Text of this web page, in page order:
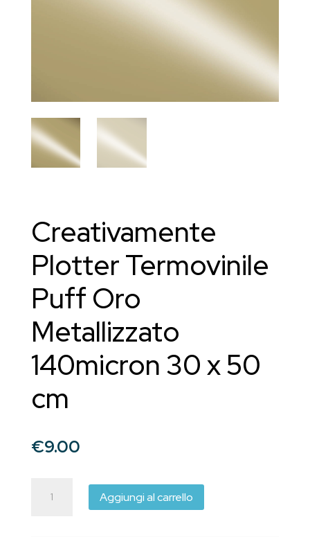
Creativamente
Plotter Termovinile
Puff Oro
Metallizzato
140micron 30 x 50
cm
€9.00
Creativamente
Aggiungi al carrello